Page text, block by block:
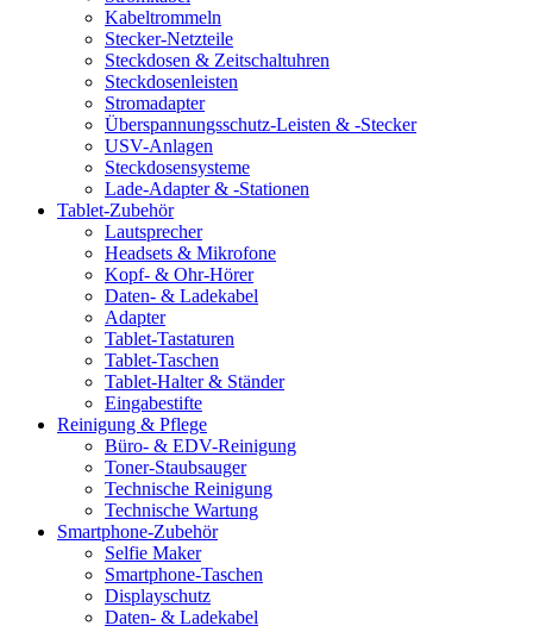
Kabeltrommeln
Stecker-Netzteile
Steckdosen & Zeitschaltuhren
Steckdosenleisten
Stromadapter
Überspannungsschutz-Leisten & -Stecker
USV-Anlagen
Steckdosensysteme
Lade-Adapter & -Stationen
Tablet-Zubehör
Lautsprecher
Headsets & Mikrofone
Kopf- & Ohr-Hörer
Daten- & Ladekabel
Adapter
Tablet-Tastaturen
Tablet-Taschen
Tablet-Halter & Ständer
Eingabestifte
Reinigung & Pflege
Büro- & EDV-Reinigung
Toner-Staubsauger
Technische Reinigung
Technische Wartung
Smartphone-Zubehör
Selfie Maker
Smartphone-Taschen
Displayschutz
Daten- & Ladekabel